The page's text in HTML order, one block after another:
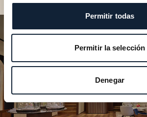
Permitir todas
Permitir la selección
Denegar